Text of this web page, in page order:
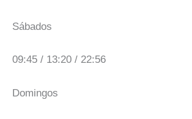
Sábados
09:45 / 13:20 / 22:56
Domingos